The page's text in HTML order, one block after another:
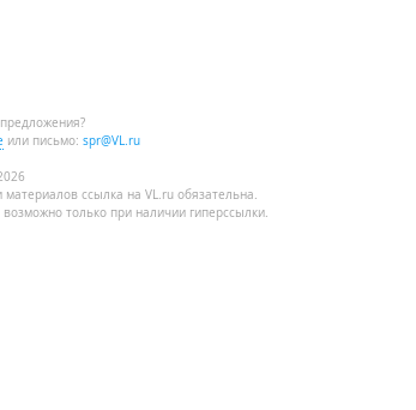
или письмо: spr@VL.ru
материалов ссылка на VL.ru обязательна.
только при наличии гиперссылки.